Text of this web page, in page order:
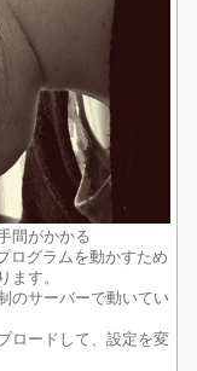
間がかかる
ログラムを動かすため
ます。
のサーバーで動いてい
ロードして、設定を変